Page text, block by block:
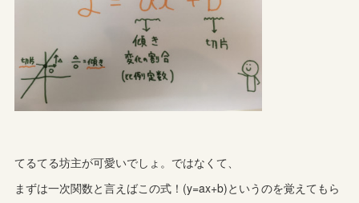
てるてる坊主が可愛いでしょ。ではなくて、
まずは一次関数と言えばこの式！(y=ax+b)というのを覚えてもら